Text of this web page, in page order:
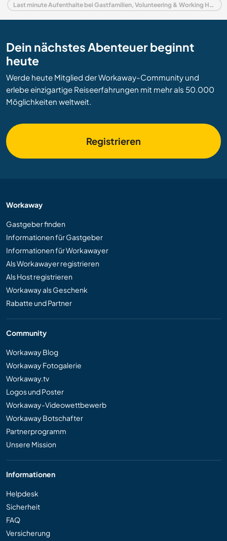
Last minute Aufenthalte bei Gastfamilien, Volunteering & Working Holidays in Frankreich
Dein nächstes Abenteuer beginnt
heute
Werde heute Mitglied der Workaway-Community und
erlebe einzigartige Reiseerfahrungen mit mehr als 50.000
Möglichkeiten weltweit.
Registrieren
Workaway
Gastgeber finden
Informationen für Gastgeber
Informationen für Workawayer
Als Workawayer registrieren
Als Host registrieren
Workaway als Geschenk
Rabatte und Partner
Community
Workaway Blog
Workaway Fotogalerie
Workaway.tv
Logos und Poster
Workaway-Videowettbewerb
Workaway Botschafter
Partnerprogramm
Unsere Mission
Informationen
Helpdesk
Sicherheit
FAQ
Versicherung